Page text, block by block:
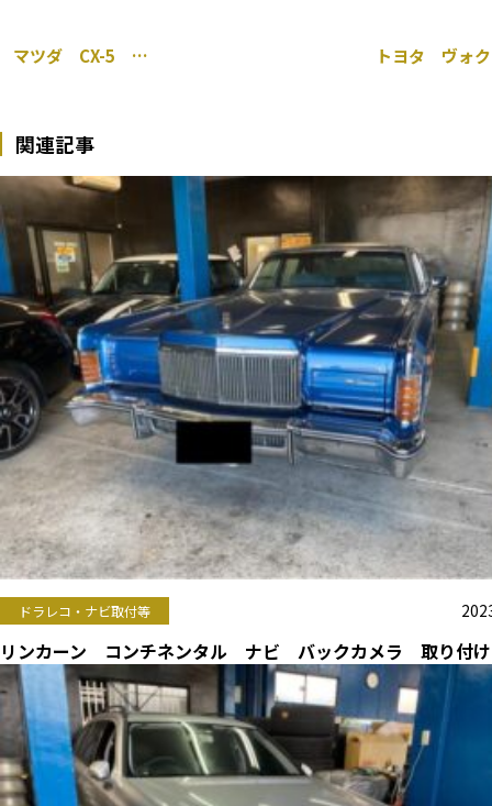
マツダ CX-5 レーダー フロントカメラ 取り付け
関連記事
ドラレコ・ナビ取付等
リンカーン コンチネンタル ナビ バックカメラ 取り付け